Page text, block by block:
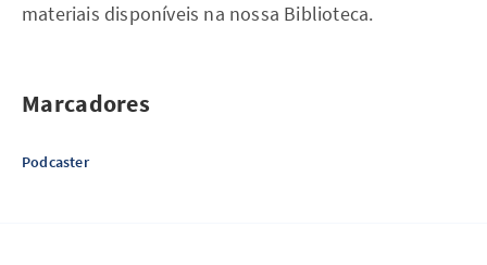
materiais disponíveis na nossa Biblioteca.
Marcadores
Podcaster